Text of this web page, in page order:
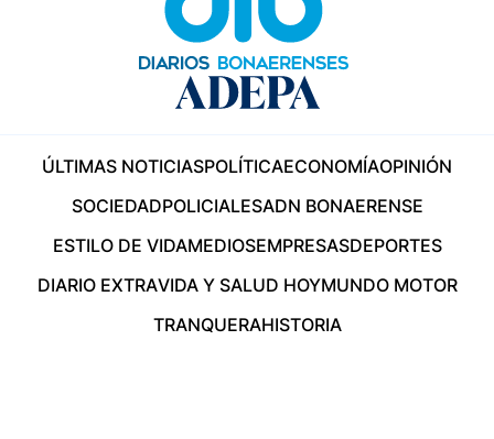
ÚLTIMAS NOTICIASPOLÍTICAECONOMÍAOPINIÓN
SOCIEDADPOLICIALESADN BONAERENSE
ESTILO DE VIDAMEDIOSEMPRESASDEPORTES
DIARIO EXTRAVIDA Y SALUD HOYMUNDO MOTOR
TRANQUERAHISTORIA